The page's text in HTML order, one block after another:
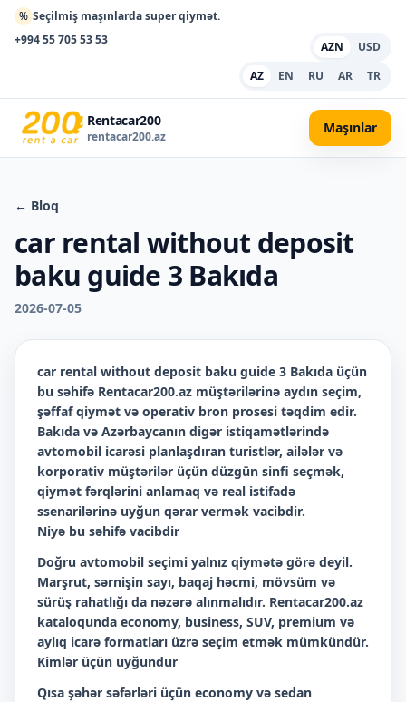
% Seçilmiş maşınlarda super qiymət.
+994 55 705 53 53
AZN
USD
AZ
EN RU AR TR
Rentacar200
rentacar200.az
Maşınlar
← Bloq
car rental without deposit
baku guide 3 Bakıda
2026-07-05
car rental without deposit baku guide 3 Bakıda üçün
bu səhifə Rentacar200.az müştərilərinə aydın seçim,
şəffaf qiymət və operativ bron prosesi təqdim edir.
Bakıda və Azərbaycanın digər istiqamətlərində
avtomobil icarəsi planlaşdıran turistlər, ailələr və
korporativ müştərilər üçün düzgün sinfi seçmək,
qiymət fərqlərini anlamaq və real istifadə
ssenarilərinə uyğun qərar vermək vacibdir.
Niyə bu səhifə vacibdir
Doğru avtomobil seçimi yalnız qiymətə görə deyil.
Marşrut, sərnişin sayı, baqaj həcmi, mövsüm və
sürüş rahatlığı da nəzərə alınmalıdır. Rentacar200.az
kataloqunda economy, business, SUV, premium və
aylıq icarə formatları üzrə seçim etmək mümkündür.
Kimlər üçün uyğundur
Qısa şəhər səfərləri üçün economy və sedan